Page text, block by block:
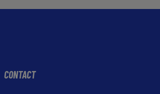
CONTACT